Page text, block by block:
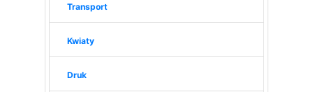
Transport
Kwiaty
Druk